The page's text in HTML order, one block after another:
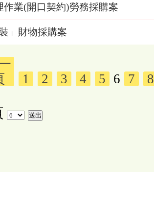
作業(開口契約)勞務採購案
」財物採購案
1 2 3 4 5 6 7 8